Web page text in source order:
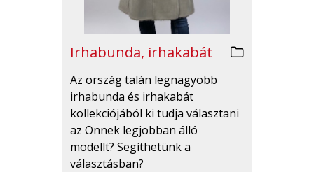
Irhabunda, irhakabát
Az ország talán legnagyobb
irhabunda és irhakabát
kollekciójából ki tudja választani
az Önnek legjobban álló
modellt? Segíthetünk a
választásban?